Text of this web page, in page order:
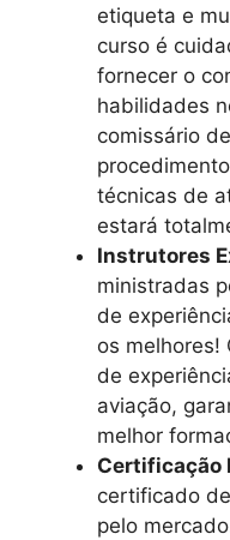
etiqueta e
curso é
fornecer o
habilidades
comissário
técnicas de
estará
Instrutores
ministradas
de
os melhores!
de
aviação,
melhor
Certificação
certificado
pelo